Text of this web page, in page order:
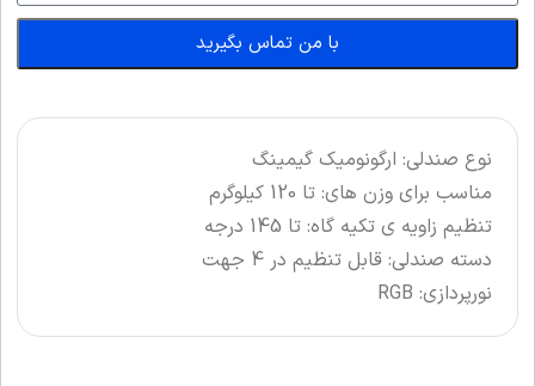
با من تماس بگیرید
نوع صندلی: ارگونومیک گیمینگ
مناسب برای وزن های: تا 120 کیلوگرم
تنظیم زاویه‌ ی تکیه‌ گاه: تا 145 درجه
دسته صندلی: قابل تنظیم در 4 جهت
نورپردازی: RGB